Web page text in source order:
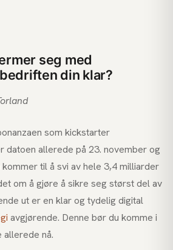
seg med
din klar?
som kickstarter
datoen allerede på 23. november og
til å svi av hele 3,4 milliarder
om å gjøre å sikre seg størst del av
ut er en klar og tydelig digital
avgjørende. Denne bør du komme i
allerede nå.